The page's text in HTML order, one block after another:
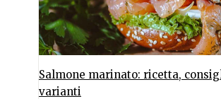
Salmone marinato: ricetta,
varianti